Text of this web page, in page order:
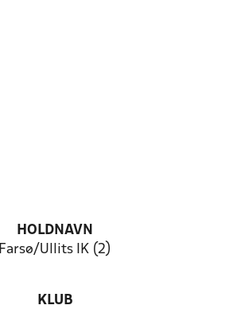
HOLDNAVN
Farsø/Ullits IK (2)
KLUB